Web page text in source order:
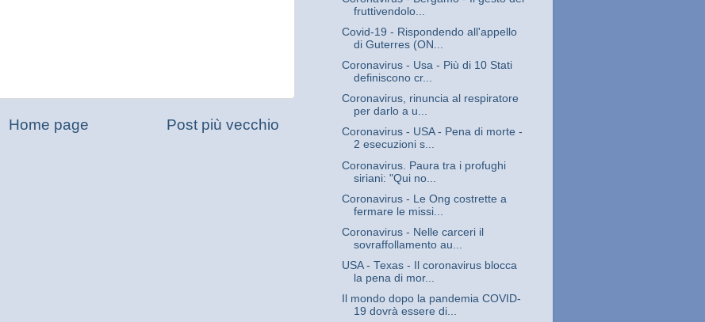
Post più vecchio
Home page
fruttivendolo...
Covid-19 - Rispondendo all'appello
di Guterres (ON...
Coronavirus - Usa - Più di 10 Stati
definiscono cr...
Coronavirus, rinuncia al respiratore
per darlo a u...
Coronavirus - USA - Pena di morte -
2 esecuzioni s...
Coronavirus. Paura tra i profughi
siriani: "Qui no...
Coronavirus - Le Ong costrette a
fermare le missi...
Coronavirus - Nelle carceri il
sovraffollamento au...
USA - Texas - Il coronavirus blocca
la pena di mor...
Il mondo dopo la pandemia COVID-
19 dovrà essere di...